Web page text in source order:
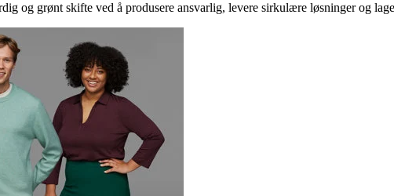
og grønt skifte ved å produsere ansvarlig, levere sirkulære løsninger og